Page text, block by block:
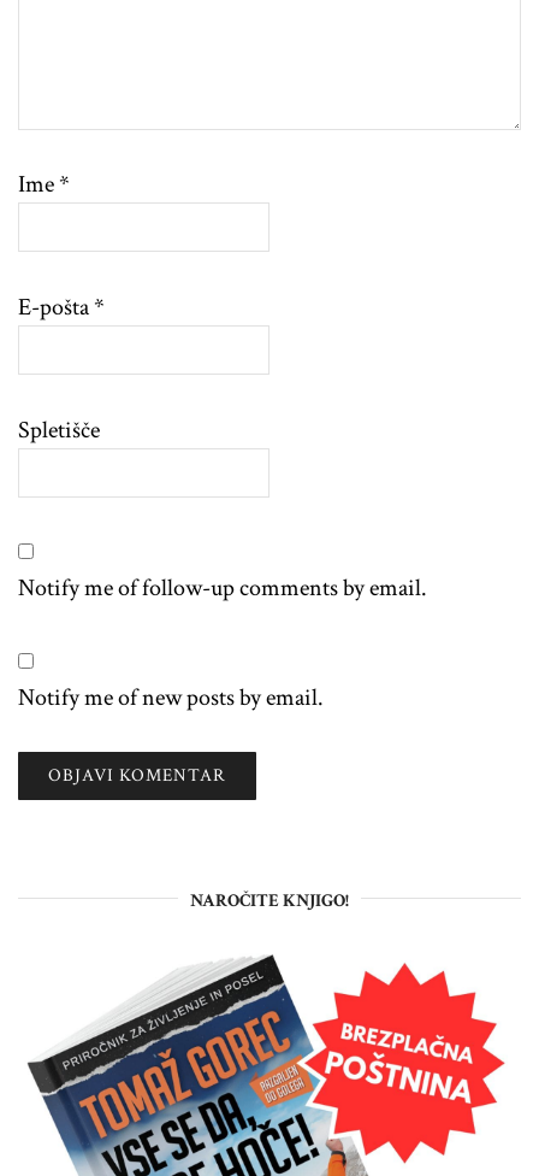
Ime*
E-pošta*
Spletišče
Notify me of follow-up comments by email.
Notify me of new posts by email.
NAROČITE KNJIGO!